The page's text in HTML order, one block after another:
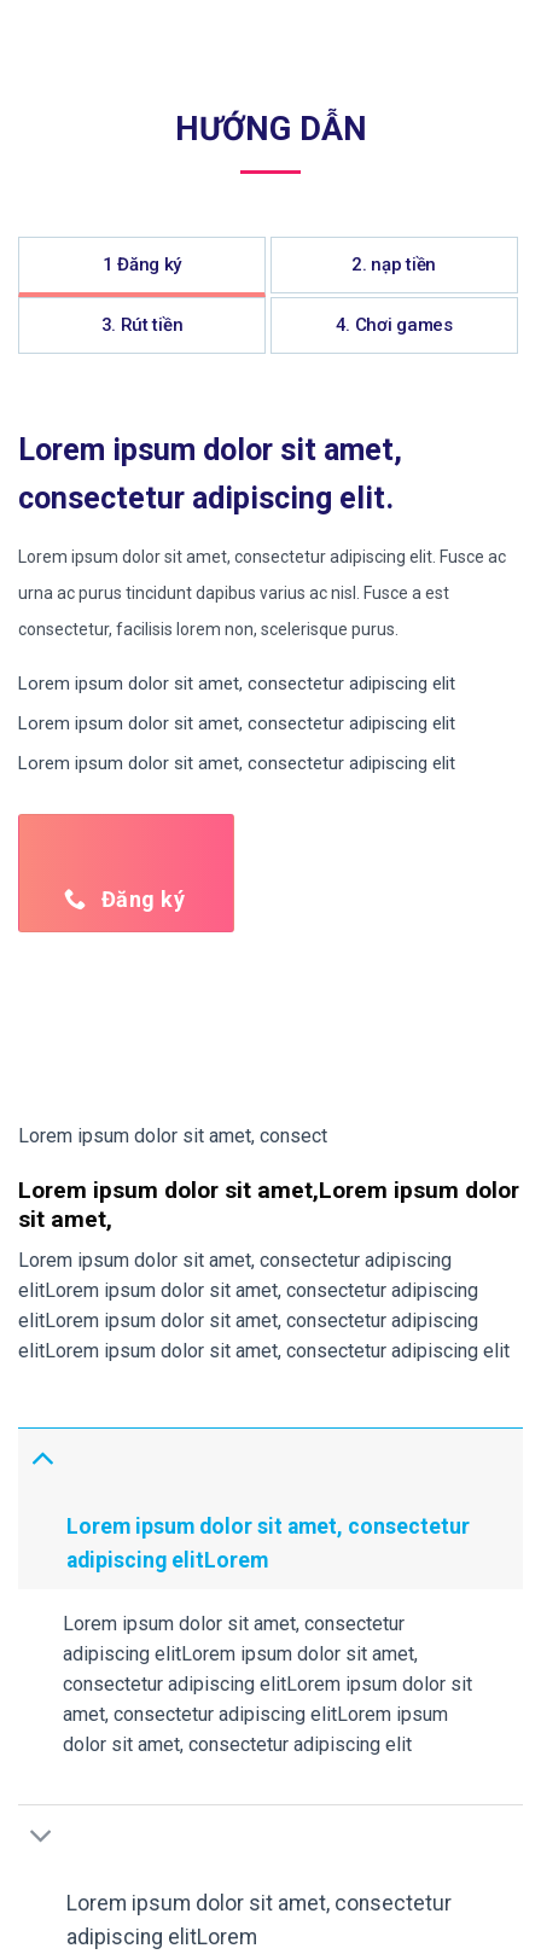
HƯỚNG DẪN
1 Đăng ký 2. nạp tiền
3. Rút tiền 4. Chơi games
Lorem ipsum dolor sit amet,
consectetur adipiscing elit.
Lorem ipsum dolor sit amet, consectetur adipiscing elit. Fusce ac
urna ac purus tincidunt dapibus varius ac nisl. Fusce a est
consectetur, facilisis lorem non, scelerisque purus.
Lorem ipsum dolor sit amet, consectetur adipiscing elit
Lorem ipsum dolor sit amet, consectetur adipiscing elit
Lorem ipsum dolor sit amet, consectetur adipiscing elit
Đăng ký
Lorem ipsum dolor sit amet, consect
Lorem ipsum dolor sit amet,Lorem ipsum dolor
sit amet,
Lorem ipsum dolor sit amet, consectetur adipiscing
elitLorem ipsum dolor sit amet, consectetur adipiscing
elitLorem ipsum dolor sit amet, consectetur adipiscing
elitLorem ipsum dolor sit amet, consectetur adipiscing elit
Lorem ipsum dolor sit amet, consectetur
adipiscing elitLorem
Lorem ipsum dolor sit amet, consectetur
adipiscing elitLorem ipsum dolor sit amet,
consectetur adipiscing elitLorem ipsum dolor sit
amet, consectetur adipiscing elitLorem ipsum
dolor sit amet, consectetur adipiscing elit
Lorem ipsum dolor sit amet, consectetur
adipiscing elitLorem